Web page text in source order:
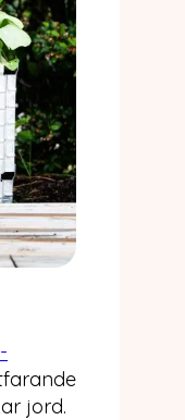
jord.